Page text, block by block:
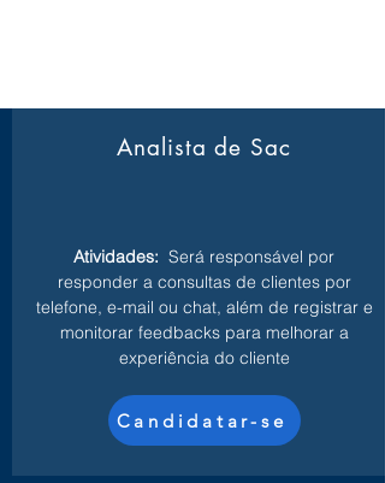
Analista de Sac
Atividades: Será responsável por
responder a consultas de clientes por
telefone, e-mail ou chat, além de registrar e
monitorar feedbacks para melhorar a
experiência do cliente
Candidatar-se